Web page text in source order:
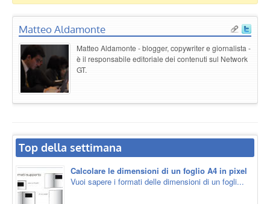
Matteo Aldamonte
Matteo Aldamonte - blogger, copywriter e giornalista -
è il responsabile editoriale dei contenuti sul Network
GT.
Top della settimana
Calcolare le dimensioni di un foglio A4 in pixel
Vuoi sapere i formati delle dimensioni di un fogli...